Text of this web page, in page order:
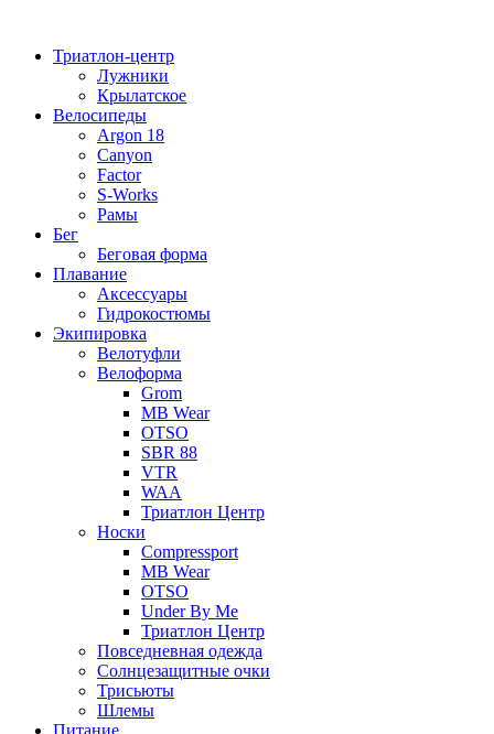
содержимому
Триатлон-центр
Лужники
Крылатское
Велосипеды
Argon 18
Canyon
Factor
S-Works
Рамы
Бег
Беговая форма
Плавание
Аксессуары
Гидрокостюмы
Экипировка
Велотуфли
Велоформа
Grom
MB Wear
OTSO
SBR 88
VTR
WAA
Триатлон Центр
Носки
Compressport
MB Wear
OTSO
Under By Me
Триатлон Центр
Повседневная одежда
Солнцезащитные очки
Трисьюты
Шлемы
Питание